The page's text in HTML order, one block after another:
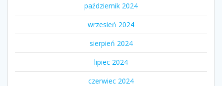
październik 2024
wrzesień 2024
sierpień 2024
lipiec 2024
czerwiec 2024